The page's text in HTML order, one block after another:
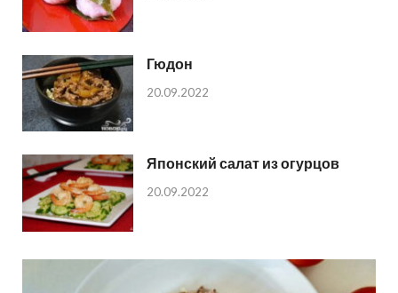
Гюдон
20.09.2022
Японский салат из огурцов
20.09.2022